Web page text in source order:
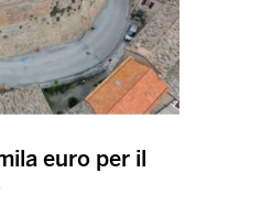
euro per il